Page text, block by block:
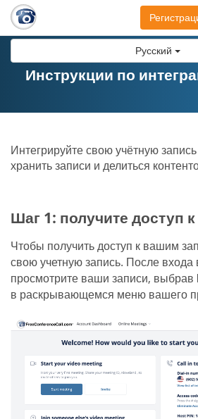
Русский
Инструкции по
Интегрируйте свою учётную
хранить записи и делиться
Шаг 1: получите доступ
Чтобы получить доступ к вашим
свою учетную запись. После входа
просмотрите ваши записи, выбрав
в раскрывающемся меню вашего